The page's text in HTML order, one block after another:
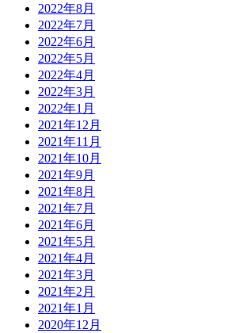
2022年8月
2022年7月
2022年6月
2022年5月
2022年4月
2022年3月
2022年1月
2021年12月
2021年11月
2021年10月
2021年9月
2021年8月
2021年7月
2021年6月
2021年5月
2021年4月
2021年3月
2021年2月
2021年1月
2020年12月